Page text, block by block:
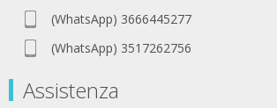
(WhatsApp) 3666445277
(WhatsApp) 3517262756
Assistenza